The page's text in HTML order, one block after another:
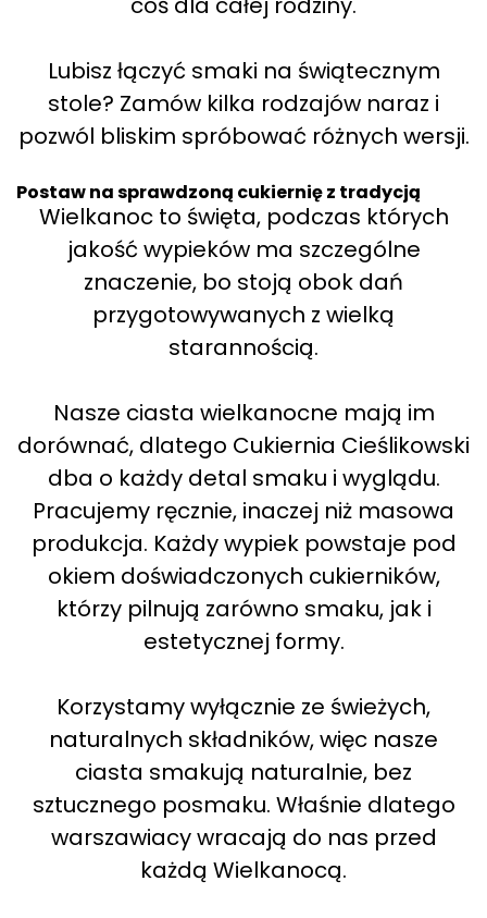
Lubisz łączyć smaki na świątecznym
stole? Zamów kilka rodzajów naraz i
pozwól bliskim spróbować różnych wersji.
Postaw na sprawdzoną cukiernię z tradycją
Wielkanoc to święta, podczas których
jakość wypieków ma szczególne
znaczenie, bo stoją obok dań
przygotowywanych z wielką
starannością.
Nasze ciasta wielkanocne mają im
dorównać, dlatego Cukiernia Cieślikowski
dba o każdy detal smaku i wyglądu.
Pracujemy ręcznie, inaczej niż masowa
produkcja. Każdy wypiek powstaje pod
okiem doświadczonych cukierników,
którzy pilnują zarówno smaku, jak i
estetycznej formy.
Korzystamy wyłącznie ze świeżych,
naturalnych składników, więc nasze
ciasta smakują naturalnie, bez
sztucznego posmaku. Właśnie dlatego
warszawiacy wracają do nas przed
każdą Wielkanocą.